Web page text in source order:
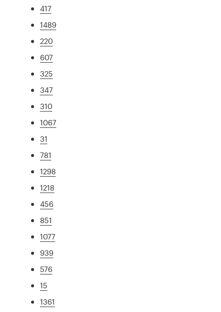
417
1489
220
607
325
347
310
1067
31
781
1298
1218
456
851
1077
939
576
15
1361